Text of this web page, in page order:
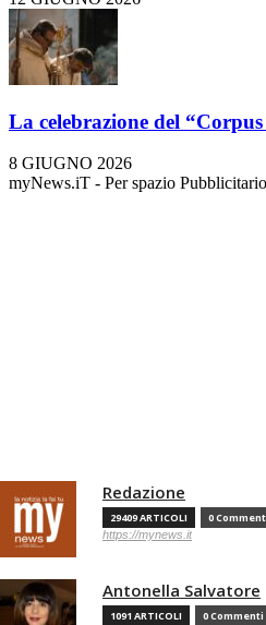
La celebrazione del
8 GIUGNO 2026
myNews.iT - Per spazio
Redazione
29409 ARTICOLI 0
https://mynews.it
Antonella Salvatore
1091 ARTICOLI 0 Commenti